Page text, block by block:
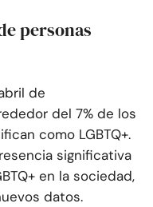
personas
de
del 7% de los
como LGBTQ+.
significativa
en la sociedad,
datos.